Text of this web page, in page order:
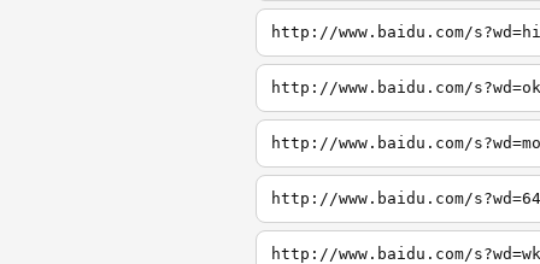
http://www.baidu.com/s?wd=hi
http://www.baidu.com/s?wd=ok
http://www.baidu.com/s?wd=mo
http://www.baidu.com/s?wd=64
http://www.baidu.com/s?wd=wk